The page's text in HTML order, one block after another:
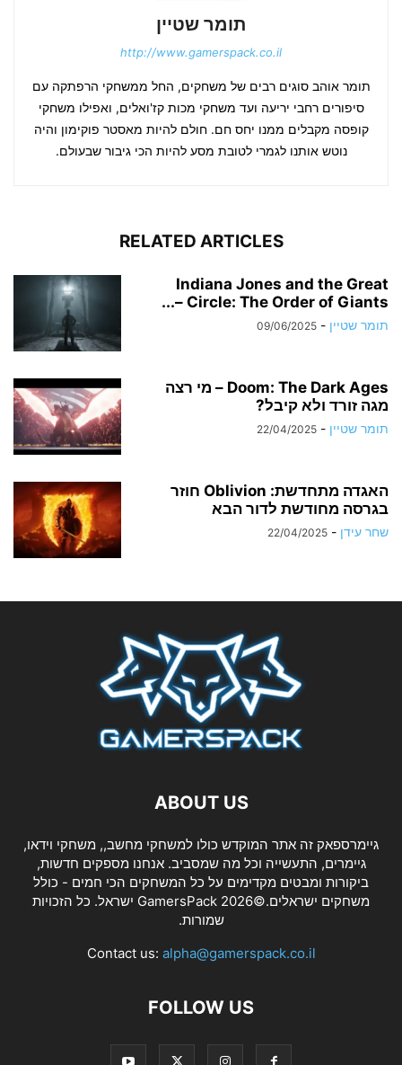
תומר שטיין
http://www.gamerspack.co.il
תומר אוהב סוגים רבים של משחקים, החל ממשחקי הרפתקה עם
סיפורים רחבי יריעה ועד משחקי מכות קז'ואלים, ואפילו משחקי
קופסה מקבלים ממנו יחס חם. חולם להיות מאסטר פוקימון והיה
נוטש אותנו לגמרי לטובת מסע להיות הכי גיבור שבעולם.
RELATED ARTICLES
Indiana Jones and the Great
Circle: The Order of Giants –...
תומר שטיין -
09/06/2025
Doom: The Dark Ages – מי רצה
מגה זורד ולא קיבל?
תומר שטיין -
22/04/2025
האגדה מתחדשת: Oblivion חוזר
בגרסה מחודשת לדור הבא
שחר עידן -
22/04/2025
ABOUT US
גיימרספאק זה אתר המוקדש כולו למשחקי מחשב,, משחקי וידאו,
גיימרים, התעשייה וכל מה שמסביב. אנחנו מספקים חדשות,
ביקורות ומבטים מקדימים על כל המשחקים הכי חמים - כולל
משחקים ישראלים.©2026 GamersPack ישראל. כל הזכויות
שמורות.
Contact us: alpha@gamerspack.co.il
FOLLOW US